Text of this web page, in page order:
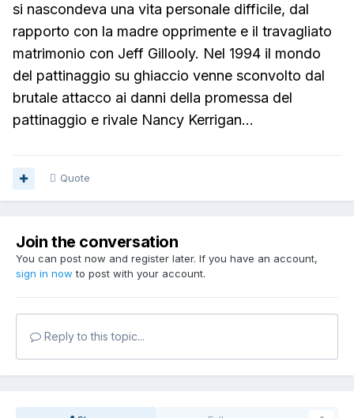
si nascondeva una vita personale difficile, dal
rapporto con la madre opprimente e il travagliato
matrimonio con Jeff Gillooly. Nel 1994 il mondo
del pattinaggio su ghiaccio venne sconvolto dal
brutale attacco ai danni della promessa del
pattinaggio e rivale Nancy Kerrigan...
Quote
Join the conversation
You can post now and register later. If you have an account,
sign in now to post with your account.
Reply to this topic...